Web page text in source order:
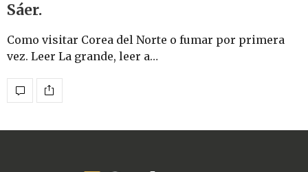
Sáer.
Como visitar Corea del Norte o fumar por primera
vez. Leer La grande, leer a…